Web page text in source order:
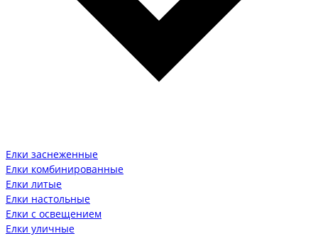
Елки заснеженные
Елки комбинированные
Елки литые
Елки настольные
Елки с освещением
Елки уличные